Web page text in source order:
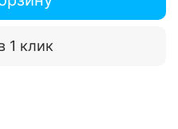
1 клик